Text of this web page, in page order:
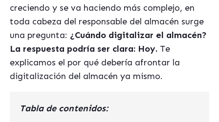
creciendo y se va haciendo más complejo, en
toda cabeza del responsable del almacén surge
una pregunta: ¿Cuándo digitalizar el almacén?
La respuesta podría ser clara: Hoy. Te
explicamos el por qué debería afrontar la
digitalización del almacén ya mismo.
Tabla de contenidos: